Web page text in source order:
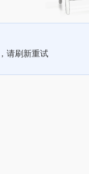
请刷新重试